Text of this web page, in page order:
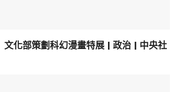
化部策劃科幻漫畫特展 | 政治 | 中央社